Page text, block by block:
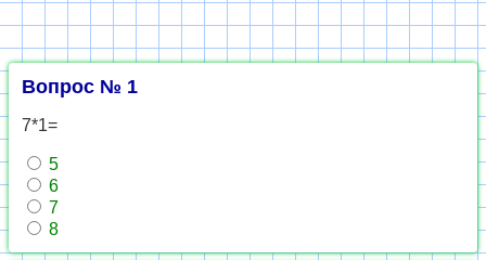
Вопрос № 1
7*1=
5
6
7
8